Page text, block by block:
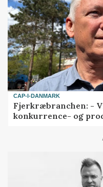
CAP-I-DANMARK
Fjerkræbranchen: -
konkurrence- og